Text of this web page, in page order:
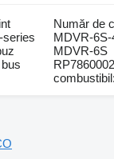
series
Număr de
MDVR-6S-
MDVR-6S